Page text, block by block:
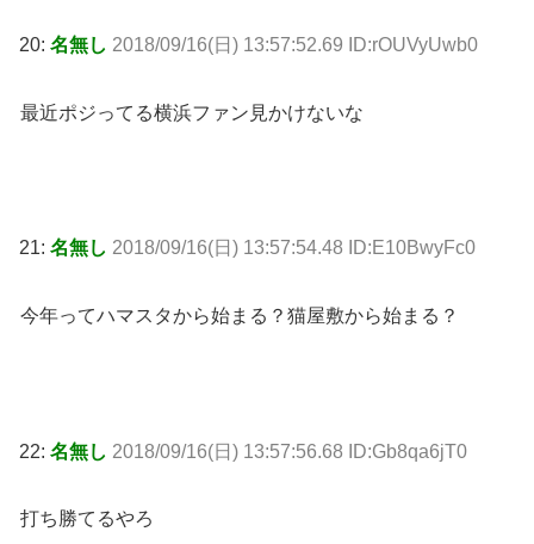
20: 名無し 2018/09/16(日) 13:57:52.69 ID:rOUVyUwb0
最近ポジってる横浜ファン見かけないな
21: 名無し 2018/09/16(日) 13:57:54.48 ID:E10BwyFc0
今年ってハマスタから始まる？猫屋敷から始まる？
22: 名無し 2018/09/16(日) 13:57:56.68 ID:Gb8qa6jT0
打ち勝てるやろ